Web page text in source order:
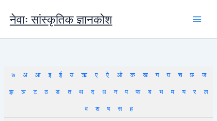
content
नेवाः सांस्कृतिक ज्ञानकोश
७ अ आ इ ई उ ऋ ए ऐ ओ क ख ग घ च छ
ज
झ
ञ ट ठ ड त थ द ध न प फ ब भ म य र
ल
व
श ष स
ह